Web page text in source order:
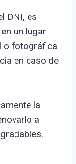
DNI, es
un lugar
o fotográfica
en caso de
la
a